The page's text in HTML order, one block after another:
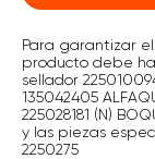
Para garantizar
producto debe
sellador
135042405
225028181 (N)
y las piezas
2250275